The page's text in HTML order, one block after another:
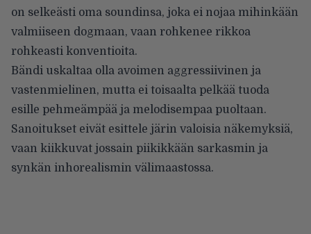
on selkeästi oma soundinsa, joka ei nojaa mihinkään
valmiiseen dogmaan, vaan rohkenee rikkoa
rohkeasti konventioita.
Bändi uskaltaa olla avoimen aggressiivinen ja
vastenmielinen, mutta ei toisaalta pelkää tuoda
esille pehmeämpää ja melodisempaa puoltaan.
Sanoitukset eivät esittele järin valoisia näkemyksiä,
vaan kiikkuvat jossain piikikkään sarkasmin ja
synkän inhorealismin välimaastossa.